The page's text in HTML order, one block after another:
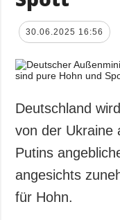
Wiederaufbau
der Ukraine
Politik
Wirtschaft
Gesellschaft und
Kultur
Sport
Kriminalität
Notstand und
30.06.2025 16:56
Deutschland
von der Ukraine
Putins
angesichts
für Hohn.